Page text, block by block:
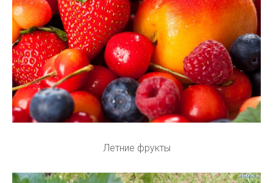
Летние фрукты